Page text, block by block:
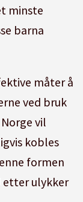
oss. Vi
minste
barna
måter å
ved bruk
vil
kobles
formen
etter ulykker